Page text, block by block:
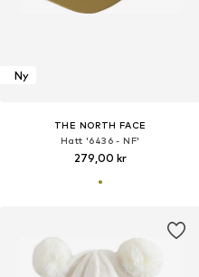
Ny
THE NORTH FACE
Hatt '6436 - NF'
279,00 kr